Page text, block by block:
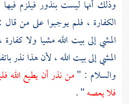
وذلك أنها ليست بنذور فيلزم فيها
الكفارة ، فلم يوجبوا على من
المشي إلى بيت الله مشيا ولا
المشي إلى بيت الله ، لأن هذا نذر
والسلام : "من نذر أن يطيع الله
فلا يعصه" .